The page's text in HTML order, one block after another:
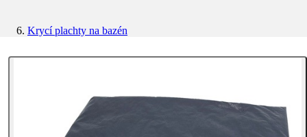
Krycí plachty na bazén